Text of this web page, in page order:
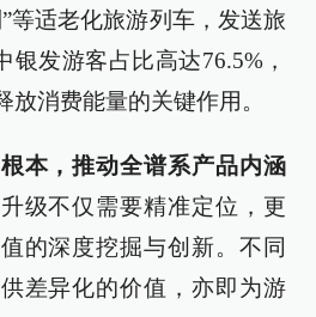
等适老化旅游列车，发送旅
银发游客占比高达76.5%，
放消费能量的关键作用。
本，推动全谱系产品内涵
级不仅需要精准定位，更
的深度挖掘与创新。不同
差异化的价值，亦即为游